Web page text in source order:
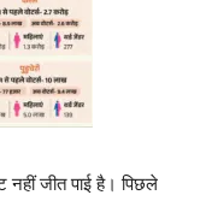
जीत पाई है। पिछले